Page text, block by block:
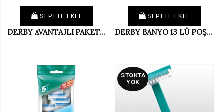
SEPETE EKLE
DERBY AVANTAJLI PAKET (KÖPÜK+SAM3 6LI)
SEPETE EKLE
DERBY BANYO 13 LÜ POŞET (PKT 7 Lİ)
STOKTA
YOK